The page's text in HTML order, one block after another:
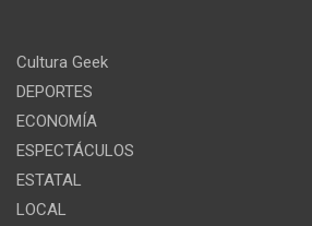
Cultura Geek
DEPORTES
ECONOMÍA
ESPECTÁCULOS
ESTATAL
LOCAL